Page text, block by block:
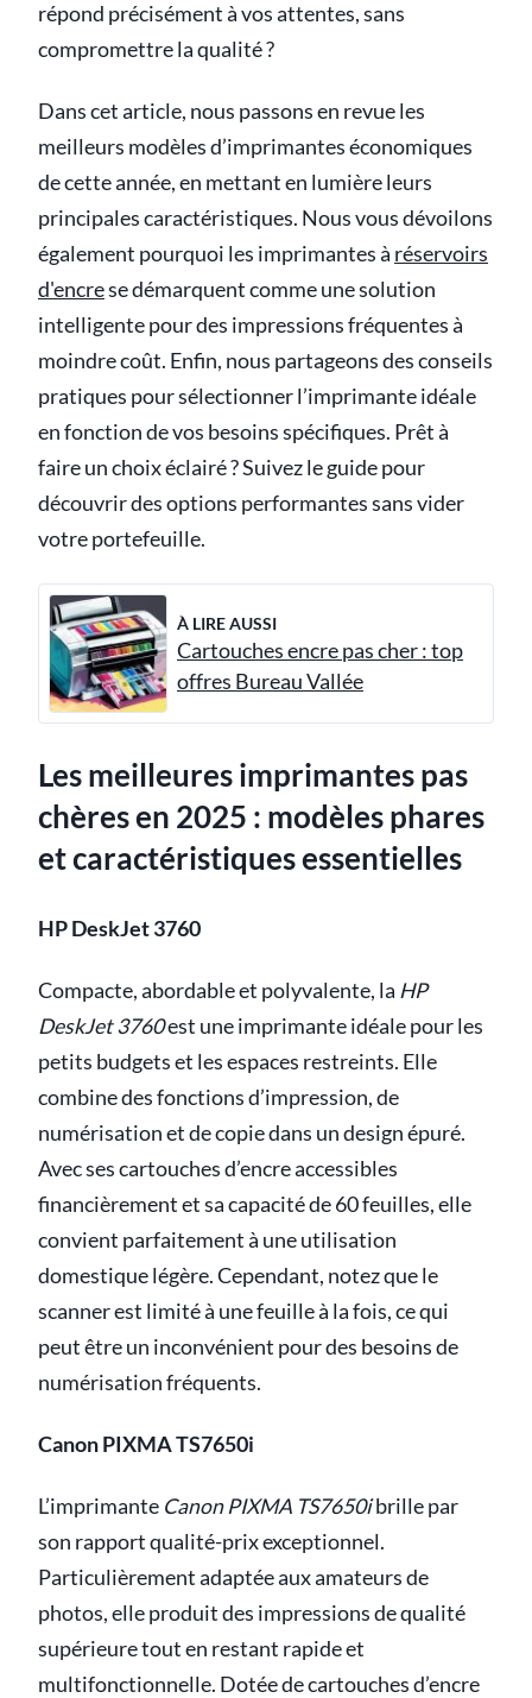
répond précisément à vos attentes, sans
compromettre la qualité ?
Dans cet article, nous passons en revue les
meilleurs modèles d’imprimantes économiques
de cette année, en mettant en lumière leurs
principales caractéristiques. Nous vous dévoilons
également pourquoi les imprimantes à réservoirs
d'encrese démarquent comme une solution
intelligente pour des impressions fréquentes à
moindre coût. Enfin, nous partageons des conseils
pratiques pour sélectionner l’imprimante idéale
en fonction de vos besoins spécifiques. Prêt à
faire un choix éclairé ? Suivez le guide pour
découvrir des options performantes sans vider
votre portefeuille.
À LIRE AUSSI
Cartouches encre pas cher : top
offres Bureau Vallée
Les meilleures imprimantes pas
chères en 2025 : modèles phares
et caractéristiques essentielles
HP DeskJet 3760
Compacte, abordable et polyvalente, la HP
DeskJet 3760est une imprimante idéale pour les
petits budgets et les espaces restreints. Elle
combine des fonctions d’impression, de
numérisation et de copie dans un design épuré.
Avec ses cartouches d’encre accessibles
financièrement et sa capacité de 60 feuilles, elle
convient parfaitement à une utilisation
domestique légère. Cependant, notez que le
scanner est limité à une feuille à la fois, ce qui
peut être un inconvénient pour des besoins de
numérisation fréquents.
Canon PIXMA TS7650i
L’imprimante Canon PIXMA TS7650ibrille par
son rapport qualité-prix exceptionnel.
Particulièrement adaptée aux amateurs de
photos, elle produit des impressions de qualité
supérieure tout en restant rapide et
multifonctionnelle. Dotée de cartouches d’encre